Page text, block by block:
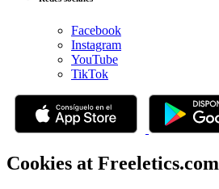
Facebook
Instagram
YouTube
TikTok
Cookies at Freeletics.com